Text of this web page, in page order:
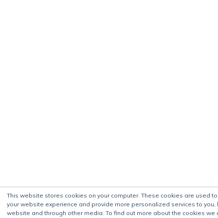
This website stores cookies on your computer. These cookies are used
your website experience and provide more personalized services to you,
website and through other media. To find out more about the cookies we